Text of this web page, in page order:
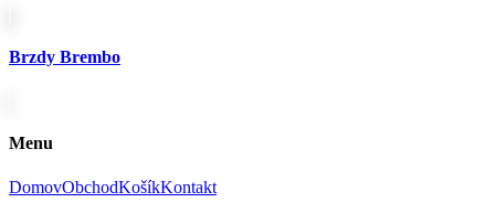
Brzdy Brembo
Menu
DomovObchodKošíkKontakt